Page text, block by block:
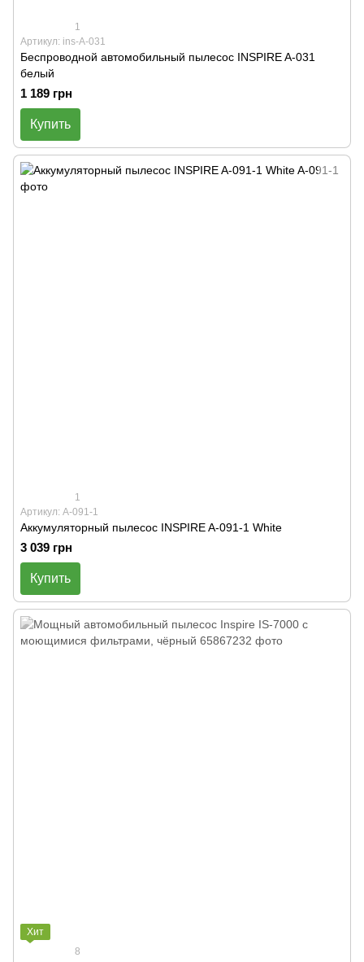
1
Артикул: ins-A-031
Беспроводной автомобильный пылесос INSPIRE A-031
белый
1 189 грн
Купить
1
Артикул: A-091-1
Аккумуляторный пылесос INSPIRE A-091-1 White
3 039 грн
Купить
Хит
8